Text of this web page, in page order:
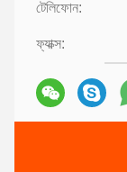
টেলিফোন:
ফ্যাক্স: